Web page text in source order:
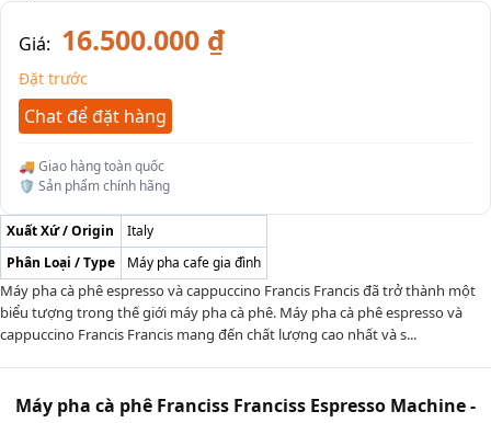
Giá: 16.500.000 ₫
Đặt trước
Chat để đặt hàng
🚚 Giao hàng toàn quốc
🛡️ Sản phẩm chính hãng
Xuất Xứ / Origin
Italy
Phân Loại / Type
Máy pha cafe gia đình
Máy pha cà phê espresso và cappuccino Francis Francis đã trở thành một
biểu tượng trong thế giới máy pha cà phê. Máy pha cà phê espresso và
cappuccino Francis Francis mang đến chất lượng cao nhất và s...
Máy pha cà phê Franciss Franciss Espresso Machine -